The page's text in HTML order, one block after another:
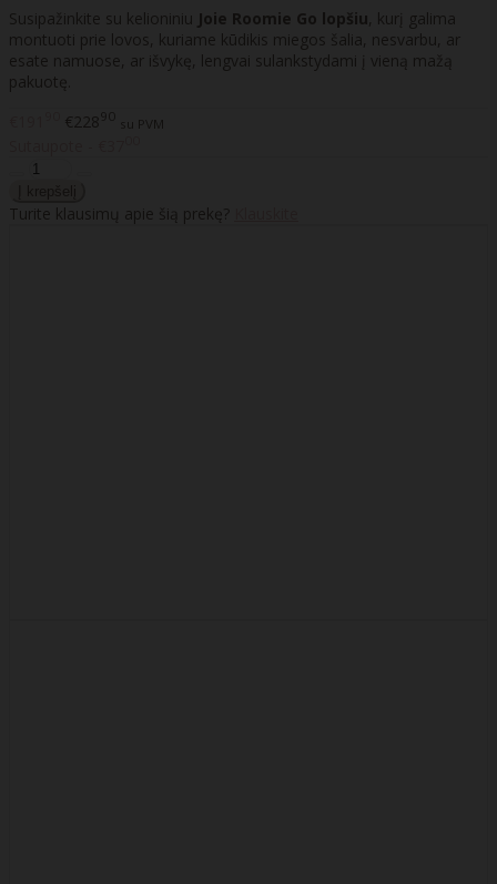
Susipažinkite su kelioniniu Joie Roomie Go lopšiu, kurį galima
montuoti prie lovos, kuriame kūdikis miegos šalia, nesvarbu, ar
esate namuose, ar išvykę, lengvai sulankstydami į vieną mažą
pakuotę.
€22890 su PVM
Turite klausimų apie šią prekę?